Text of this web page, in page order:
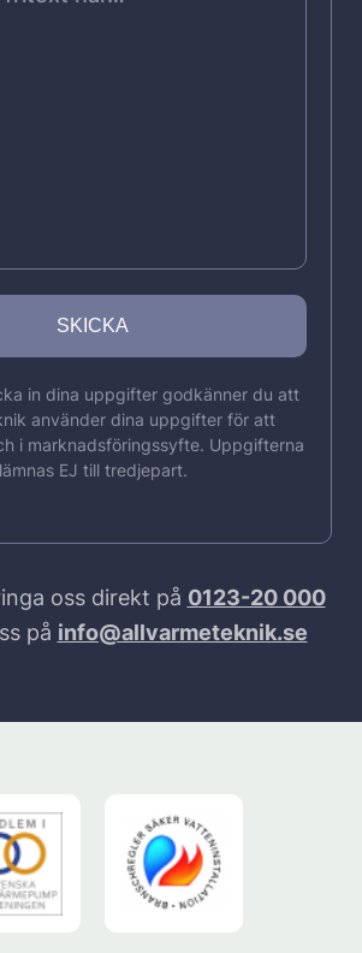
in dina uppgifter godkänner du att
använder dina uppgifter för att
i marknadsföringssyfte. Uppgifterna
lämnas EJ till tredjepart.
oss direkt på 0123-20 000
på info@allvarmeteknik.se